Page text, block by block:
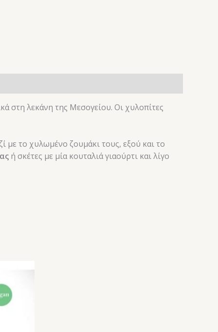
στη λεκάνη της Μεσογείου. Οι χυλοπίτες
με το χυλωμένο ζουμάκι τους, εξού και το
ή σκέτες με μία κουταλιά γιαούρτι και λίγο